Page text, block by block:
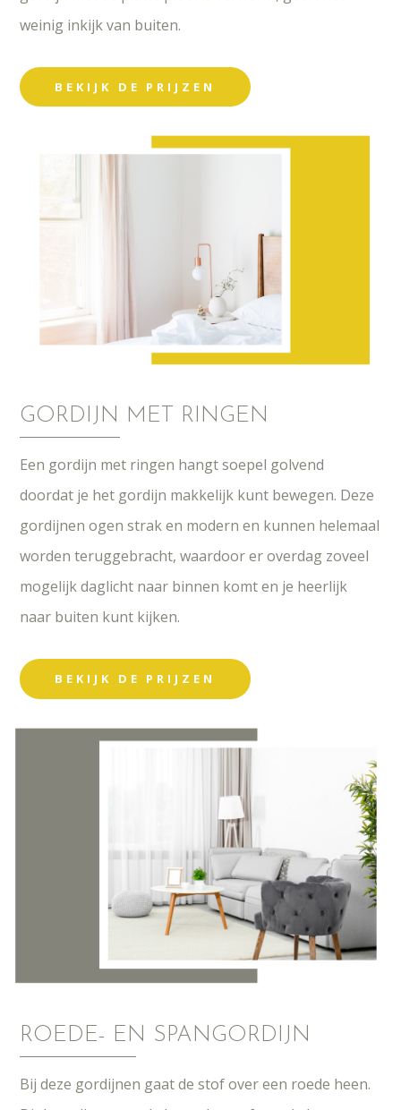
weinig inkijk van buiten.
BEKIJK DE PRIJZEN
GORDIJN MET RINGEN
Een gordijn met ringen hangt soepel golvend
doordat je het gordijn makkelijk kunt bewegen. Deze
gordijnen ogen strak en modern en kunnen helemaal
worden teruggebracht, waardoor er overdag zoveel
mogelijk daglicht naar binnen komt en je heerlijk
naar buiten kunt kijken.
BEKIJK DE PRIJZEN
ROEDE- EN SPANGORDIJN
Bij deze gordijnen gaat de stof over een roede heen.